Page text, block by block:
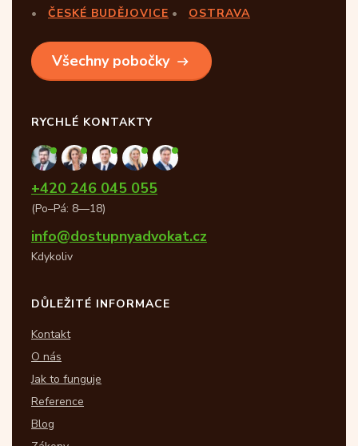
ČESKÉ BUDĚJOVICE
OSTRAVA
Všechny pobočky
RYCHLÉ KONTAKTY
+420 246 045 055
(Po–Pá: 8—18)
info@dostupnyadvokat.cz
Kdykoliv
DŮLEŽITÉ INFORMACE
Kontakt
O nás
Jak to funguje
Reference
Blog